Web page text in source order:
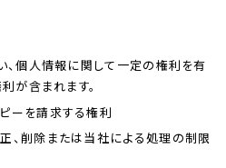
、個人情報に関して一定の権利を有
が含まれます。
ーを請求する権利
、削除または当社による処理の制限